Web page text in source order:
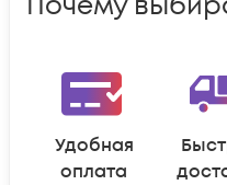
Удобная
оплата